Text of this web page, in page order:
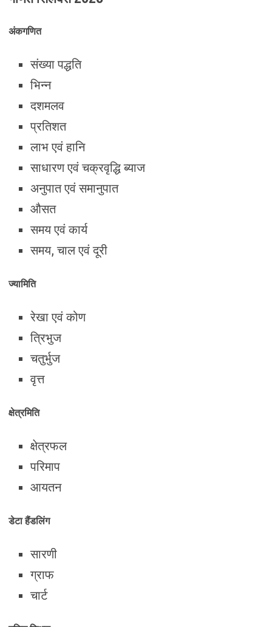
अंकगणित
संख्या पद्धति
भिन्न
दशमलव
प्रतिशत
लाभ एवं हानि
साधारण एवं चक्रवृद्धि ब्याज
अनुपात एवं समानुपात
औसत
समय एवं कार्य
समय, चाल एवं दूरी
ज्यामिति
रेखा एवं कोण
त्रिभुज
चतुर्भुज
वृत्त
क्षेत्रमिति
क्षेत्रफल
परिमाप
आयतन
डेटा हैंडलिंग
सारणी
ग्राफ
चार्ट